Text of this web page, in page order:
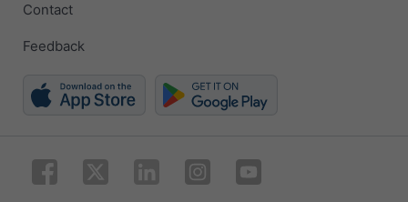
Contact
Feedback